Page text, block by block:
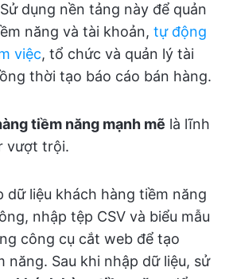
dụng nền tảng này để quản
năng và tài khoản, tự động
việc, tổ chức và quản lý tài
thời tạo báo cáo bán hàng.
tiềm năng mạnh mẽ là lĩnh
vượt trội.
dữ liệu khách hàng tiềm năng
nhập tệp CSV và biểu mẫu
công cụ cắt web để tạo
năng. Sau khi nhập dữ liệu, sử